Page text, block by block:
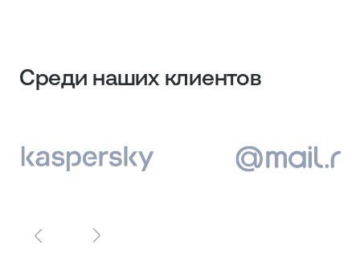
Среди наших клиентов